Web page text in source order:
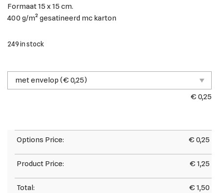
Formaat15 x 15 cm.
400 g/m² gesatineerd mc karton
249 in stock
€ 0,25
Options Price: € 0,25
Product Price: € 1,25
Total: € 1,50